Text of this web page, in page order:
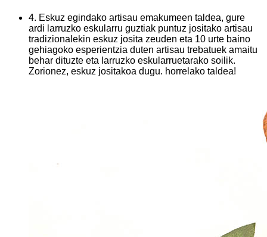
4. Eskuz egindako artisau emakumeen taldea, gure
ardi larruzko eskularru guztiak puntuz jositako artisau
tradizionalekin eskuz josita zeuden eta 10 urte baino
gehiagoko esperientzia duten artisau trebatuek amaitu
behar dituzte eta larruzko eskularruetarako soilik.
Zorionez, eskuz jositakoa dugu. horrelako taldea!